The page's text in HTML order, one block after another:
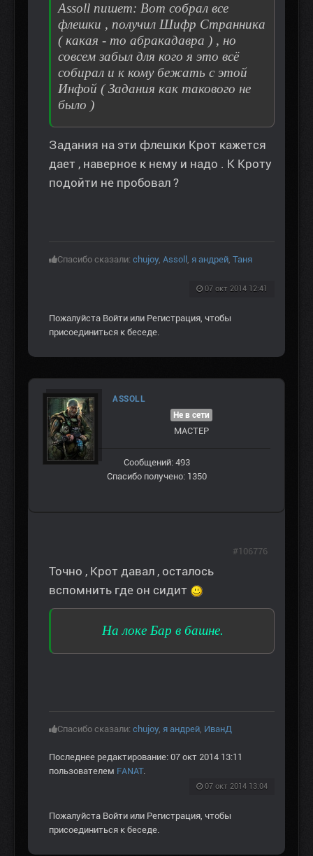
Assoll пишет: Вот собрал все
флешки , получил Шифр Странника
( какая - то абракадавра ) , но
совсем забыл для кого я это всё
собирал и к кому бежать с этой
Инфой ( Задания как такового не
было )
Задания на эти флешки Крот кажется
дает , наверное к нему и надо . К Кроту
подойти не пробовал ?
Спасибо сказали: chujoy, Assoll , я андрей, Таня
07 окт 2014 12:41
Пожалуйста Войти или Регистрация, чтобы
присоединиться к беседе.
ASSOLL
Не в сети
МАСТЕР
Сообщений: 493
Спасибо получено: 1350
Точно , Крот давал , осталось
вспомнить где он сидит
На локе Бар в башне.
Спасибо сказали: chujoy, я андрей, ИванД
Последнее редактирование: 07 окт 2014 13:11
пользователем FANAT.
07 окт 2014 13:04
#106776
Пожалуйста Войти или Регистрация, чтобы
присоединиться к беседе.